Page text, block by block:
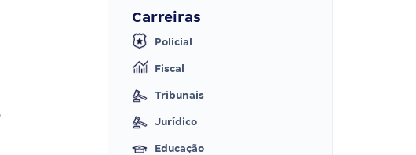
Carreiras
Policial
Fiscal
Tribunais
Jurídico
Educação